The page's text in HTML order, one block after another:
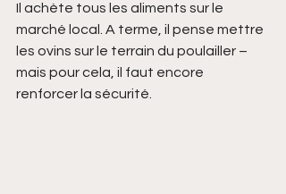
Il achète tous les aliments sur le
marché local. A terme, il pense mettre
les ovins sur le terrain du poulailler –
mais pour cela, il faut encore
renforcer la sécurité.